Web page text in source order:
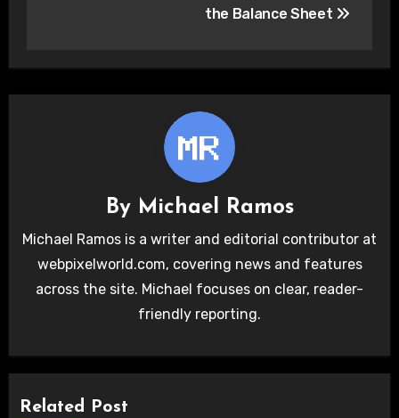
the Balance Sheet
By Michael Ramos
Michael Ramos is a writer and editorial contributor at
webpixelworld.com, covering news and features
across the site. Michael focuses on clear, reader-
friendly reporting.
Related Post